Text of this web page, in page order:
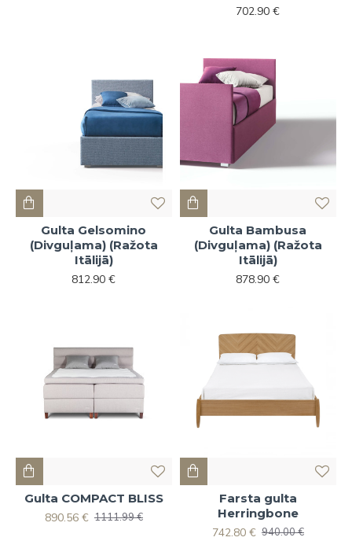
702.90 €
Gulta Gelsomino
(Divguļama) (Ražota
Itālijā)
812.90 €
Gulta Bambusa
(Divguļama) (Ražota
Itālijā)
878.90 €
Gulta COMPACT BLISS
890.56 € 1111.99 €
Farsta gulta
Herringbone
742.80 € 940.00 €